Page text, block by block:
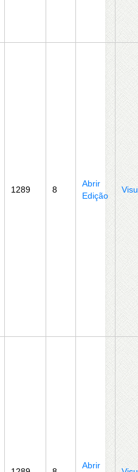
1289 8
Abrir
Edição
Abrir